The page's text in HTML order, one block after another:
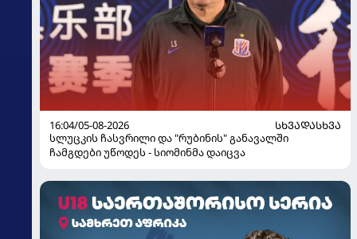
16:04/05-08-2026
ᲡᲮᲕᲐᲓᲐᲡᲮᲕᲐ
სლუცკის ჩასვრილი და "რუბინის" განავალში
ჩამგდები უწოდეს - სიომინმა დაიცვა